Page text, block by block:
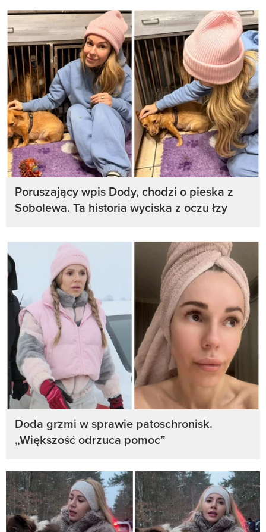
Poruszający wpis Dody, chodzi o pieska z
Sobolewa. Ta historia wyciska z oczu łzy
Doda grzmi w sprawie patoschronisk.
„Większość odrzuca pomoc”